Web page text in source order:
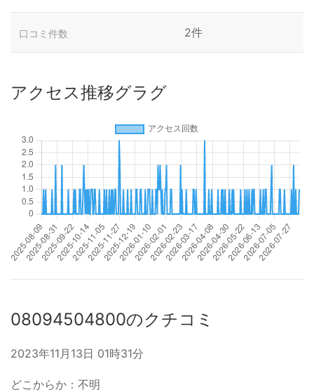
口コミ件数 2件
アクセス推移グラグ
08094504800のクチコミ
2023年11月13日 01時31分
どこからか：不明